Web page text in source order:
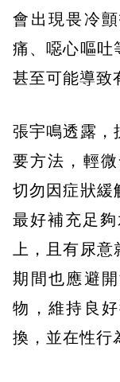
會出現畏冷
痛、噁心嘔吐
甚至可能導致
張宇鳴透露，
要方法，輕
切勿因症狀緩
最好補充足
上，且有尿
期間也應避
物，維持良
換，並在性行